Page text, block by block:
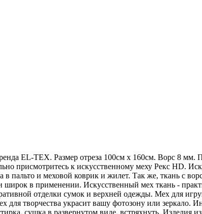
EL-TEX. Размер отреза 100см х 160см. Ворс 8
присмотритесь к искусственному меху Рекс HD.
пальто и меховой коврик и жилет. Так же, ткань с
широк в применении. Искусственный мех ткань -
отделки сумок и верхней одежды. Мех для
творчества украсит вашу фотозону или зеркало.
сушка в развернутом виде, встряхнуть. Изделия